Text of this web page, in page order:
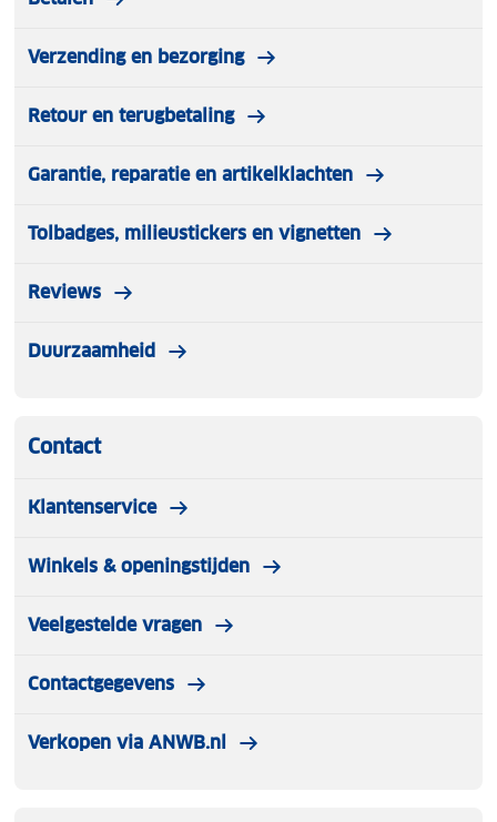
Verzending en bezorging
Retour en terugbetaling
Garantie, reparatie en artikelklachten
Tolbadges, milieustickers en vignetten
Reviews
Duurzaamheid
Contact
Klantenservice
Winkels & openingstijden
Veelgestelde vragen
Contactgegevens
Verkopen via ANWB.nl